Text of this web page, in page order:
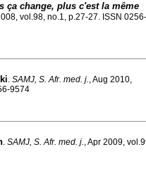
ça change, plus c'est la même
vol.98, no.1, p.27-27. ISSN 0256-
. SAMJ, S. Afr. med. j., Aug 2010,
9574
. SAMJ, S. Afr. med. j., Apr 2009,